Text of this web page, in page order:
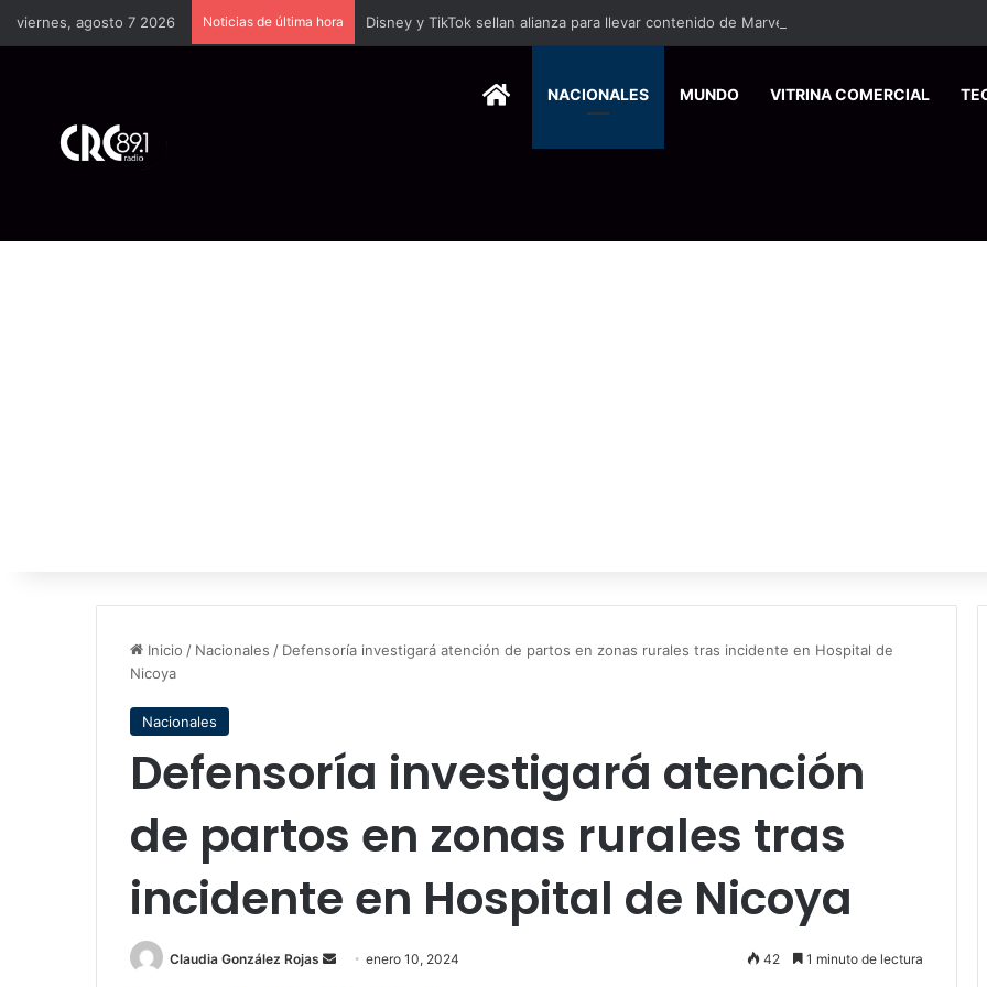
viernes, agosto 7 2026 Noticias de última hora
HOMENACIONALES MUNDO VITRINA COMERCIAL
Inicio / Nacionales / Defensoría investigará atención de partos en zonas rurales tras incidente en Hospital de
Nicoya
Nacionales
Defensoría investigará atención
de partos en zonas rurales tras
incidente en Hospital de Nicoya
Claudia González Rojas
Sendenero 10, 2024 42 1 minuto de lectura